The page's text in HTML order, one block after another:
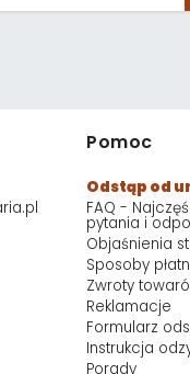
Pomoc
Odstąp od
FAQ -
pytania i
Objaśnienia
Sposoby
Zwroty
Reklamacje
Formularz
Instrukcja
Porady